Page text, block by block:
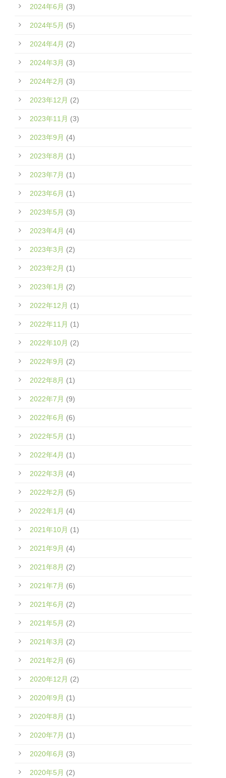
2024年6月 (3)
2024年5月 (5)
2024年4月 (2)
2024年3月 (3)
2024年2月 (3)
2023年12月 (2)
2023年11月 (3)
2023年9月 (4)
2023年8月 (1)
2023年7月 (1)
2023年6月 (1)
2023年5月 (3)
2023年4月 (4)
2023年3月 (2)
2023年2月 (1)
2023年1月 (2)
2022年12月 (1)
2022年11月 (1)
2022年10月 (2)
2022年9月 (2)
2022年8月 (1)
2022年7月 (9)
2022年6月 (6)
2022年5月 (1)
2022年4月 (1)
2022年3月 (4)
2022年2月 (5)
2022年1月 (4)
2021年10月 (1)
2021年9月 (4)
2021年8月 (2)
2021年7月 (6)
2021年6月 (2)
2021年5月 (2)
2021年3月 (2)
2021年2月 (6)
2020年12月 (2)
2020年9月 (1)
2020年8月 (1)
2020年7月 (1)
2020年6月 (3)
2020年5月 (2)